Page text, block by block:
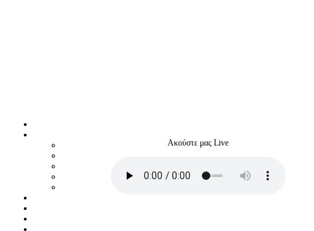
Ακούστε μας Live